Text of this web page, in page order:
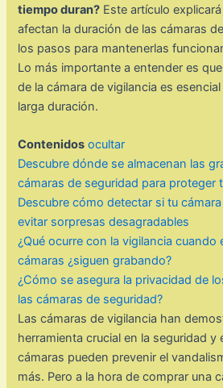
tiempo duran? Este artículo
afectan la duración de las cámaras
los pasos para mantenerlas
Lo más importante a entender es
de la cámara de vigilancia es
larga duración.
Contenidos ocultar
Descubre dónde se almacenan las
cámaras de seguridad para proteger
Descubre cómo detectar si tu
evitar sorpresas desagradables
¿Qué ocurre con la vigilancia cuando
cámaras ¿siguen grabando?
¿Cómo se asegura la privacidad de
las cámaras de seguridad?
Las cámaras de vigilancia han
herramienta crucial en la seguridad y
cámaras pueden prevenir el
más. Pero a la hora de comprar una